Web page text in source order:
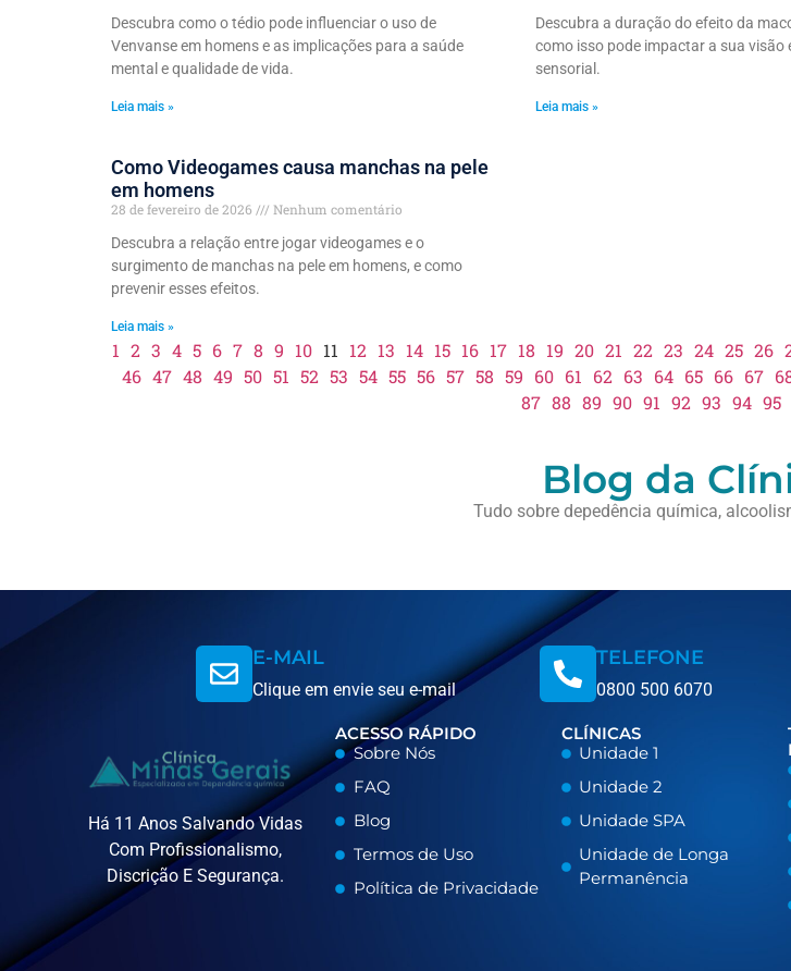
Descubra como o tédio pode influenciar o uso de
Venvanse em homens e as implicações para a saúde
mental e qualidade de vida.
Leia mais »
Descubra a duração do efeito da
como isso pode impactar a sua visão
sensorial.
Leia mais »
Como Videogames causa manchas na pele
em homens
28 de fevereiro de 2026
Nenhum comentário
Descubra a relação entre jogar videogames e o
surgimento de manchas na pele em homens, e como
prevenir esses efeitos.
Leia mais »
1 2 3 4 5 6 7 8 9 10 11 12 13 14 15 16 17 18 19 20 21 22 23 24 25 26
46 47 48 49 50 51 52 53 54 55 56 57 58 59 60 61 62 63 64 65 66 67
87 88 89 90 91 92 93 94 95
Blog da
Tudo sobre depedência química,
E-MAIL
Clique em envie seu e-mail
TELEFONE
0800 500 6070
Há 11 Anos Salvando Vidas
Com Profissionalismo,
Discrição E Segurança.
ACESSO RÁPIDO
Sobre Nós
FAQ
Blog
Termos de Uso
Política de Privacidade
CLÍNICAS
Unidade 1
Unidade 2
Unidade SPA
Unidade de Longa
Permanência